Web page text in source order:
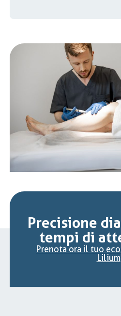
Precisione
tempi di
Prenota ora il tuo
Lilium